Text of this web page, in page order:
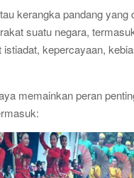
kerangka pandang
suatu negara,
kepercayaan,
memainkan peran